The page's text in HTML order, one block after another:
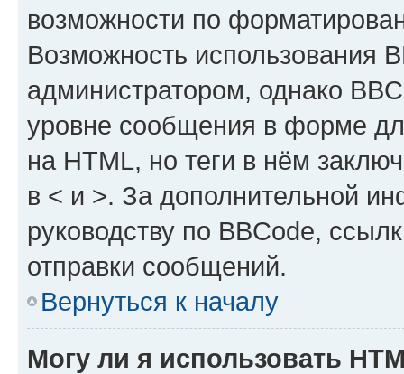
возможности по
Возможность использования
администратором, однако
уровне сообщения в форме
на HTML, но теги в нём
в < и >. За дополнительной
руководству по BBCode,
отправки сообщений.
Вернуться к началу
Могу ли я использовать